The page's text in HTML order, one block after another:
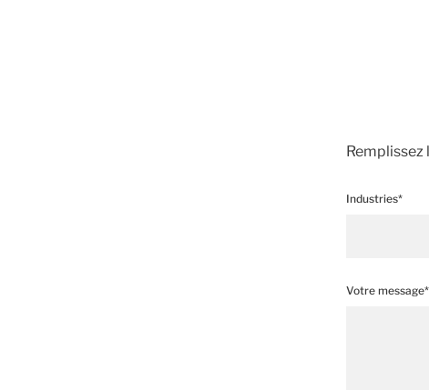
Remplissez
Industries*
Votre message*